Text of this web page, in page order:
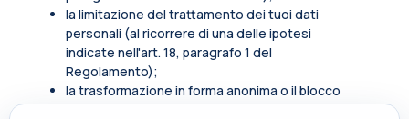
la limitazione del trattamento dei tuoi dati
personali (al ricorrere di una delle ipotesi
indicate nell'art. 18, paragrafo 1 del
Regolamento);
la trasformazione in forma anonima o il blocco
dei dati trattati in violazione di legge, compresi